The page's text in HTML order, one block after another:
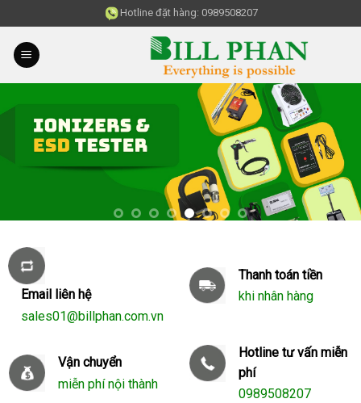
to
content
Hotline đặt hàng: 0989508207
Email liên hệ
sales01@billphan.com.vn
Thanh toán tiền
khi nhân hàng
Vận chuyển
miễn phí nội thành
Hotline tư vấn miễn
phí
0989508207